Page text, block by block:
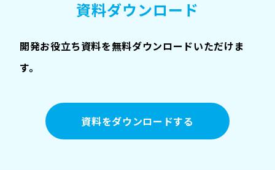
資料ダウンロード
開発お役立ち資料を無料ダウンロードいただけま
す。
資料をダウンロードする